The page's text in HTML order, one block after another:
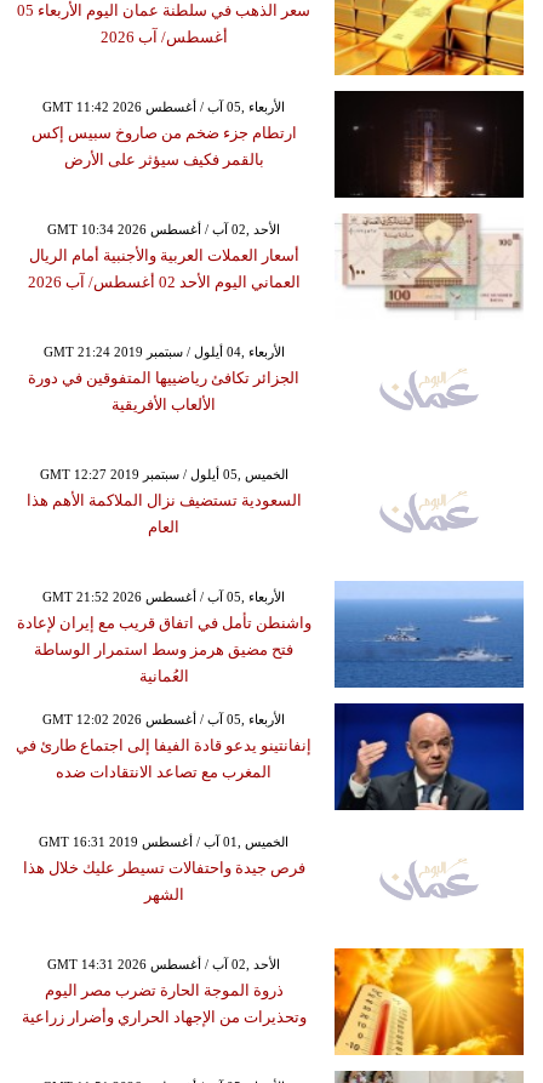
سعر الذهب في سلطنة عمان اليوم الأربعاء 05
أغسطس/ آب 2026
GMT 11:42 2026 الأربعاء ,05 آب / أغسطس
ارتطام جزء ضخم من صاروخ سبيس إكس
بالقمر فكيف سيؤثر على الأرض
GMT 10:34 2026 الأحد ,02 آب / أغسطس
أسعار العملات العربية والأجنبية أمام الريال
العماني اليوم الأحد 02 أغسطس/ آب 2026
GMT 21:24 2019 الأربعاء ,04 أيلول / سبتمبر
الجزائر تكافئ رياضييها المتفوقين في دورة
الألعاب الأفريقية
GMT 12:27 2019 الخميس ,05 أيلول / سبتمبر
السعودية تستضيف نزال الملاكمة الأهم هذا
العام
GMT 21:52 2026 الأربعاء ,05 آب / أغسطس
واشنطن تأمل في اتفاق قريب مع إيران لإعادة
فتح مضيق هرمز وسط استمرار الوساطة
العُمانية
GMT 12:02 2026 الأربعاء ,05 آب / أغسطس
إنفانتينو يدعو قادة الفيفا إلى اجتماع طارئ في
المغرب مع تصاعد الانتقادات ضده
GMT 16:31 2019 الخميس ,01 آب / أغسطس
فرص جيدة واحتفالات تسيطر عليك خلال هذا
الشهر
GMT 14:31 2026 الأحد ,02 آب / أغسطس
ذروة الموجة الحارة تضرب مصر اليوم
وتحذيرات من الإجهاد الحراري وأضرار زراعية